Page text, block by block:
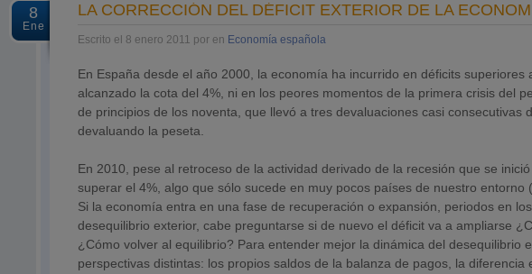
8
Ene
LA CORRECCIÓN DEL DÉFICIT EXTERIOR DE LA
Escrito el 8 enero 2011 por en Economía española
En España desde el año 2000, la economía ha incurrido en déficits
alcanzado la cota del 4%, ni en los peores momentos de la primera crisis del
de principios de los noventa, que llevó a tres devaluaciones casi consecutivas
devaluando la peseta.
En 2010, pese al retroceso de la actividad derivado de la recesión que se
superar el 4%, algo que sólo sucede en muy pocos países de nuestro entorno
Si la economía entra en una fase de recuperación o expansión, periodos en
desequilibrio exterior, cabe preguntarse si de nuevo el déficit va a ampliarse
¿Cómo volver al equilibrio? Para entender mejor la dinámica del desequilibrio
perspectivas distintas: los propios saldos de la balanza de pagos, la